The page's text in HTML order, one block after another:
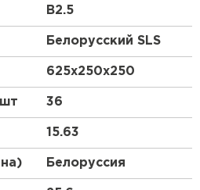
блок, представляет
бетон, который
цемента, песка,
порошка. В процессе
порошок вступает в
водород, который
Это придает газоблоку
свойства и легкость.
B2.5
Белорусский SLS
625х250х250
36
15.63
Белоруссия